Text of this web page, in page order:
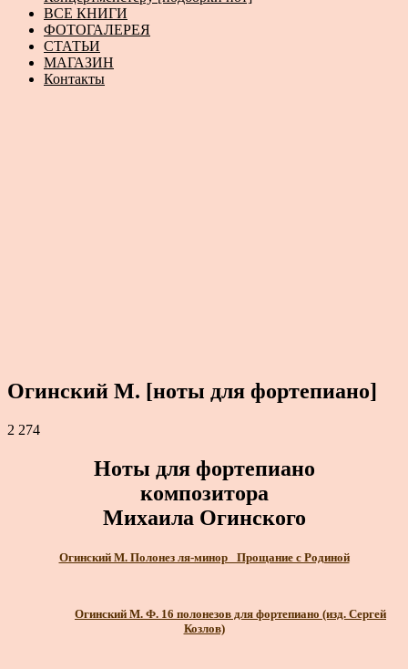
ВСЕ КНИГИ
ФОТОГАЛЕРЕЯ
СТАТЬИ
МАГАЗИН
Контакты
Огинский М. [ноты для фортепиано]
2 274
Ноты для фортепиано
композитора
Михаила Огинского
Огинский М. Полонез ля-минор _Прощание с Родиной
Огинский М. Ф. 16 полонезов для фортепиано (изд. Сергей
Козлов)